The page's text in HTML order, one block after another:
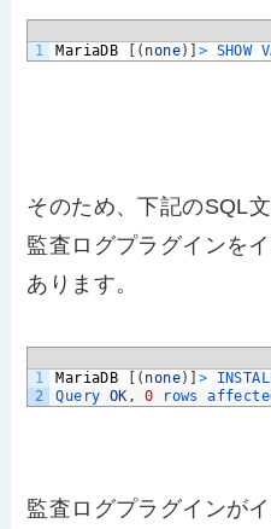
1 MariaDB ( none) > SHOW
そのため、下記のSQL
監査ログプラグインを
あります。
1
2
MariaDB ( none) >
Query OK , 0 rows
監査ログプラグインが